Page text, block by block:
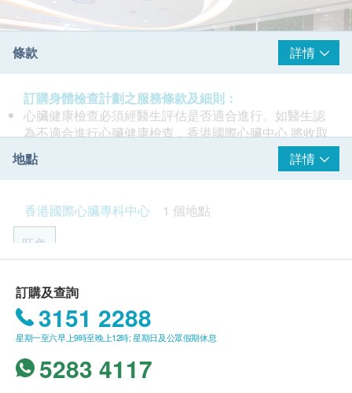
病的非創傷性診斷與治療服務。本中心配備擁有國際認
證之頂尖先進診斷儀器及手術設備，為病人提供各類心
臟及血管健康等的檢查、診斷、及治療/手術服務；並由
條款 詳情
訂購身體檢查計劃之服務條款及細則：
心臟健康檢查必須經醫生評估是否適合進行。如醫生認
為不適合進行心臟健康檢查，香港國際心臟中心 將收取
醫生診症費$850及已完成的檢查項目之費用，餘額將退
回客戶。
客戶收到由健康網購health.ESDlife寄出之確認成功付
款電郵後，可於1個工作天後辦公時間內致電2152
8526預約服務。
客戶於進行服務前，必須出示有效身份證明文件以作登
及內容。
心臟健康檢查計劃有效期為1年，客戶必須於1年內(由
確認付款日期起計)接受有關檢查，客戶需提前1個月預
約相關檢查，逾期作廢。
訂購一經確認，不設更改已訂購的計劃，轉讓給第三者
或退款。
地點 詳情
香港國際心臟專科中心
1 個地點
旺角
旺角亞皆老街8號朗豪坊辦公大樓54樓1-6室
顯示地圖
星期一至六︰9:30a.m. － 6:30p.m.
星期日及公眾假期︰休息
訂購及查詢
3151 2288
星期一至六早上9時至晚上12時; 星期日及公眾假期休息
5283 4117